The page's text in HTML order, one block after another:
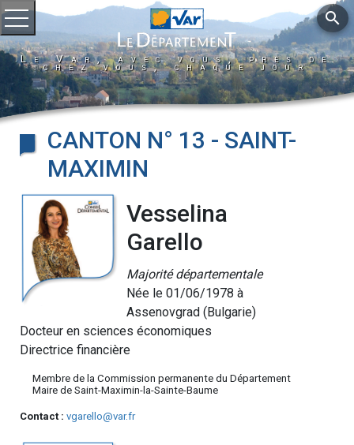
Ouvrir le menu
Le Var, avec vous, près de
chez vous, chaque jour
search
CANTON N° 13 - SAINT-
MAXIMIN
Vesselina
Garello
Majorité départementale
Née le 01/06/1978 à
Assenovgrad (Bulgarie)
Docteur en sciences économiques
Directrice financière
Membre de la Commission permanente du Département
Maire de Saint-Maximin-la-Sainte-Baume
Contact : vgarello@var.fr